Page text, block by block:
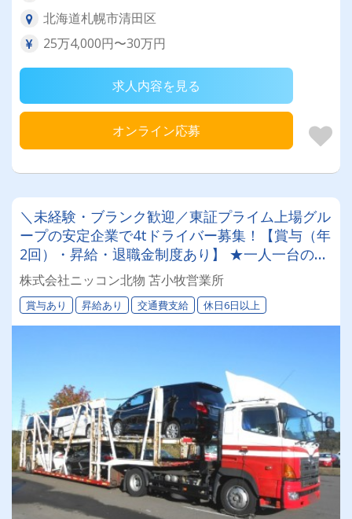
北海道札幌市清田区
25万4,000円〜30万円
求人内容を見る
オンライン応募
＼未経験・ブランク歓迎／東証プライム上場グル
ープの安定企業で4tドライバー募集！【賞与（年
2回）・昇給・退職金制度あり】 ★一人一台の専
属車両★無事故等で月給17,000円UPのチャンス
◎★資格取得支援制度★希望休＆育休実績あり！
女性ドライバーも活躍中の働きやすい職場です♪
株式会社ニッコン北物 苫小牧営業所
賞与あり 昇給あり 交通費支給 休日6日以上